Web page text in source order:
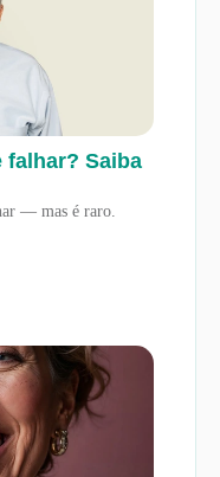
falhar? Saiba
— mas é raro.